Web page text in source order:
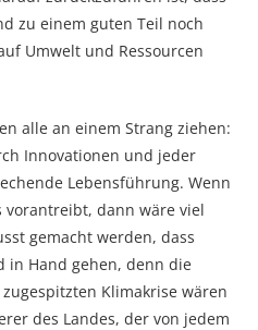
zu einem guten Teil noch
Umwelt und Ressourcen
alle an einem Strang ziehen:
Innovationen und jeder
Lebensführung. Wenn
vorantreibt, dann wäre viel
gemacht werden, dass
in Hand gehen, denn die
Klimakrise wären
des Landes, der von jedem